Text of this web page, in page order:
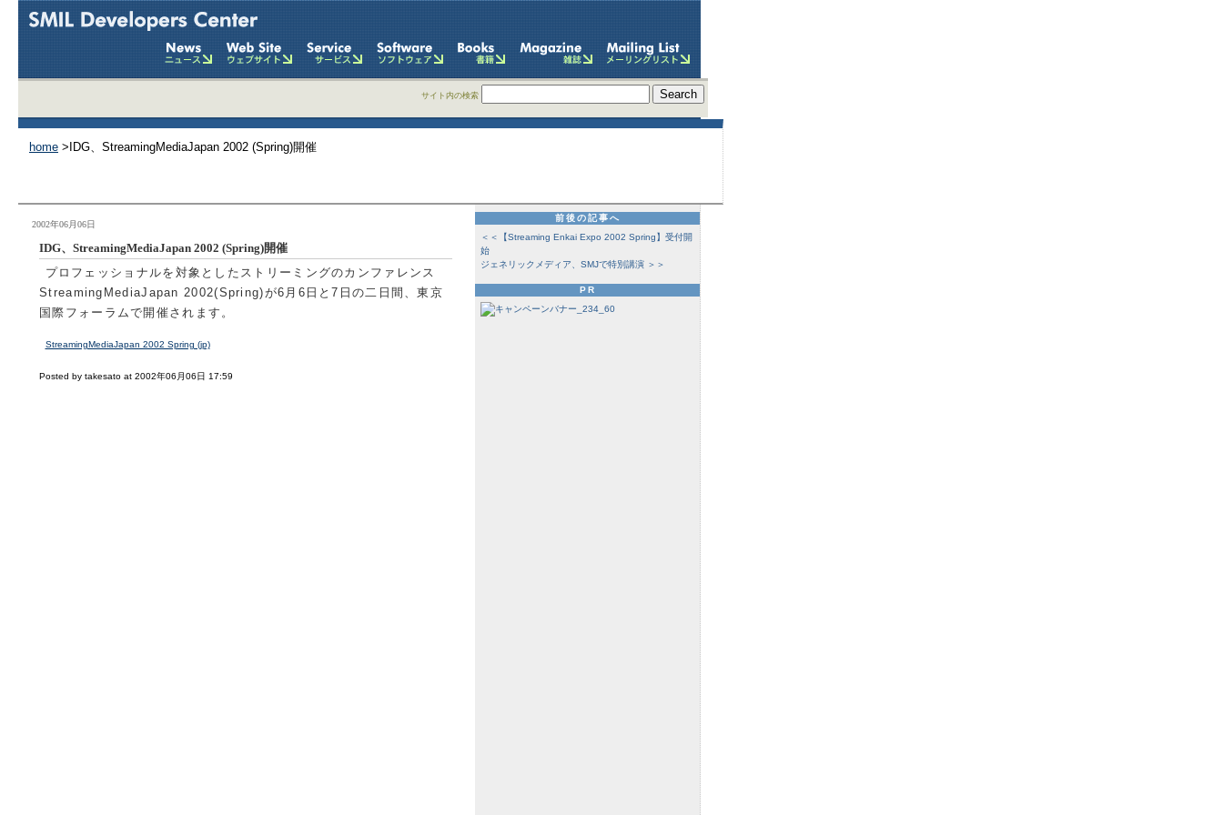
サイト内の検索
home >IDG、StreamingMediaJapan 2002 (Spring)開催
前後の記事へ
＜＜【Streaming Enkai Expo 2002 Spring】受付開
始
ジェネリックメディア、SMJで特別講演 ＞＞
PR
2002年06月06日
IDG、StreamingMediaJapan 2002 (Spring)開催
プロフェッショナルを対象としたストリーミングのカンファレンス
StreamingMediaJapan 2002(Spring)が6月6日と7日の二日間、東京
国際フォーラムで開催されます。
StreamingMediaJapan 2002 Spring (jp)
Posted by takesato at 2002年06月06日 17:59